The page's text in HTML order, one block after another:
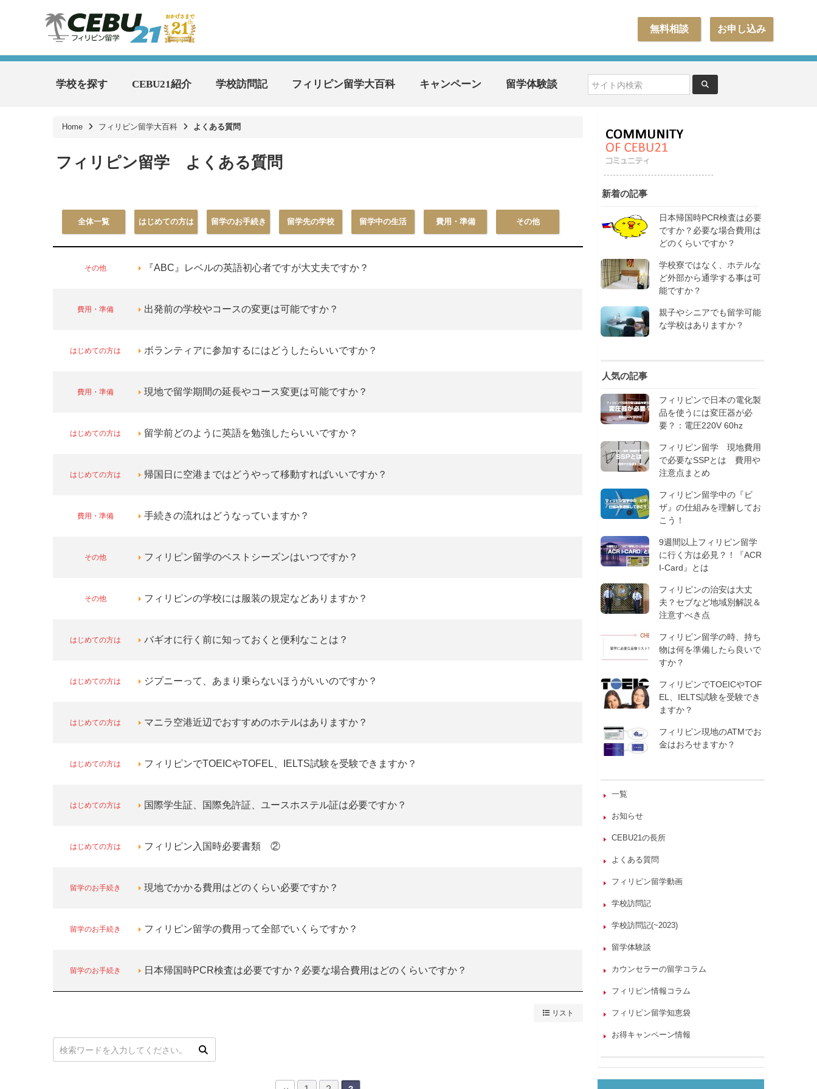
お申し込み
無料相談
学校を探す CEBU21紹介 学校訪問記 フィリピン留学大百科 キャンペーン 留学体験談
Home フィリピン留学大百科 よくある質問
フィリピン留学 よくある質問
全体一覧 はじめての方は 留学のお手続き 留学先の学校 留学中の生活 費用・準備 その他
その他 『ABC』レベルの英語初心者ですが大丈夫ですか？
費用・準備 出発前の学校やコースの変更は可能ですか？
はじめての方は ボランティアに参加するにはどうしたらいいですか？
費用・準備 現地で留学期間の延長やコース変更は可能ですか？
はじめての方は 留学前どのように英語を勉強したらいいですか？
はじめての方は 帰国日に空港まではどうやって移動すればいいですか？
費用・準備 手続きの流れはどうなっていますか？
その他 フィリピン留学のベストシーズンはいつですか？
その他 フィリピンの学校には服装の規定などありますか？
はじめての方は バギオに行く前に知っておくと便利なことは？
はじめての方は ジプニーって、あまり乗らないほうがいいのですか？
はじめての方は マニラ空港近辺でおすすめのホテルはありますか？
はじめての方は フィリピンでTOEICやTOFEL、IELTS試験を受験できますか？
はじめての方は 国際学生証、国際免許証、ユースホステル証は必要ですか？
はじめての方は フィリピン入国時必要書類 ②
留学のお手続き 現地でかかる費用はどのくらい必要ですか？
留学のお手続き フィリピン留学の費用って全部でいくらですか？
留学のお手続き 日本帰国時PCR検査は必要ですか？必要な場合費用はどのくらいですか？
リスト
新着の記事
日本帰国時PCR検査は必要
ですか？必要な場合費用は
どのくらいですか？
学校寮ではなく、ホテルな
ど外部から通学する事は可
能ですか？
親子やシニアでも留学可能
な学校はありますか？
人気の記事
フィリピンで日本の電化製
品を使うには変圧器が必
要？：電圧220V 60hz
フィリピン留学 現地費用
で必要なSSPとは 費用や
注意点まとめ
フィリピン留学中の『ビ
ザ』の仕組みを理解してお
こう！
9週間以上フィリピン留学
に行く方は必見？！『ACR
I-Card』とは
フィリピンの治安は大丈
夫？セブなど地域別解説＆
注意すべき点
フィリピン留学の時、持ち
物は何を準備したら良いで
すか？
フィリピンでTOEICやTOF
EL、IELTS試験を受験でき
ますか？
フィリピン現地のATMでお
金はおろせますか？
一覧
お知らせ
CEBU21の長所
よくある質問
フィリピン留学動画
学校訪問記
学校訪問記(~2023)
留学体験談
カウンセラーの留学コラム
フィリピン情報コラム
フィリピン留学知恵袋
お得キャンペーン情報